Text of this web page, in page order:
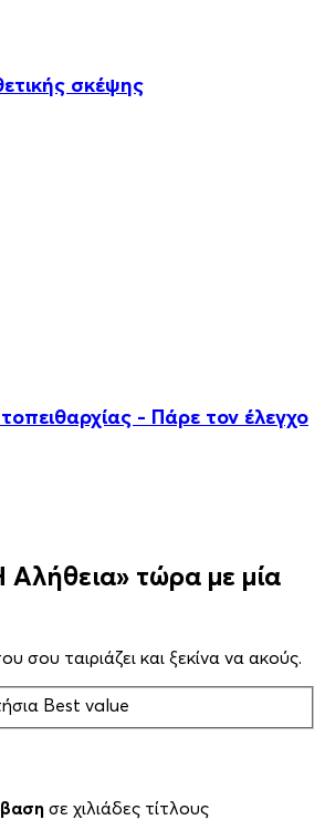
σκέψης
- Πάρε τον έλεγχο
τώρα με μία
σου ταιριάζει και ξεκίνα να ακούς.
Best value
σε χιλιάδες τίτλους